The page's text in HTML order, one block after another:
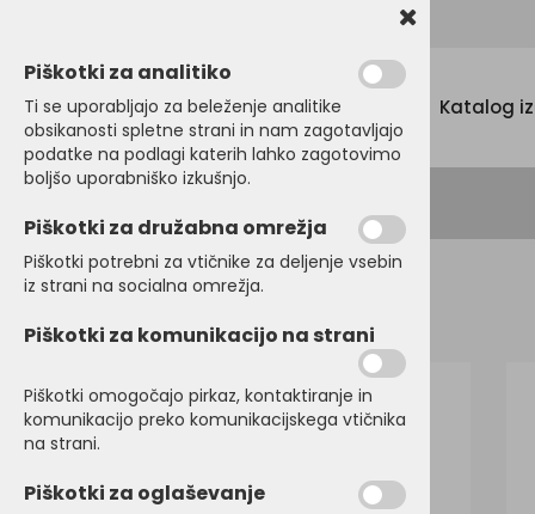
Menu Katalog
Domov BRISAČE Brisače
Piškotki za analitiko
Ti se uporabljajo za beleženje analitike
obsikanosti spletne strani in nam zagotavljajo
podatke na podlagi katerih lahko zagotovimo
boljšo uporabniško izkušnjo.
Piškotki za družabna omrežja
Piškotki potrebni za vtičnike za deljenje vsebin
iz strani na socialna omrežja.
Piškotki za komunikacijo na strani
Piškotki omogočajo pirkaz, kontaktiranje in
komunikacijo preko komunikacijskega vtičnika
na strani.
Piškotki za oglaševanje